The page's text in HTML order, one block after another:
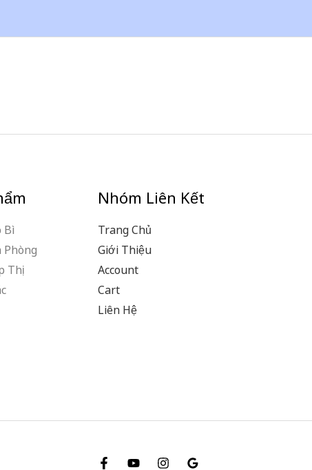
Bì
Phòng
Thị
Nhóm Liên Kết
Trang Chủ
Giới Thiệu
Account
Cart
Liên Hệ